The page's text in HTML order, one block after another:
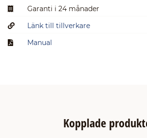
Garanti i 24 månader
Länk till tillverkare
Manual
Kopplade